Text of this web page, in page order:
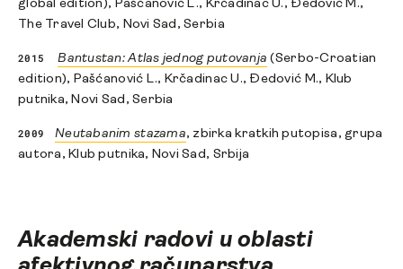
global edition), Pašćanović L., Krčadinac U., Đedović M.,
The Travel Club, Novi Sad, Serbia
2015 Bantustan: Atlas jednog putovanja (Serbo-Croatian
edition), Pašćanović L., Krčadinac U., Đedović M., Klub
putnika, Novi Sad, Serbia
2009 Neutabanim stazama, zbirka kratkih putopisa, grupa
autora, Klub putnika, Novi Sad, Srbija
Akademski radovi u oblasti